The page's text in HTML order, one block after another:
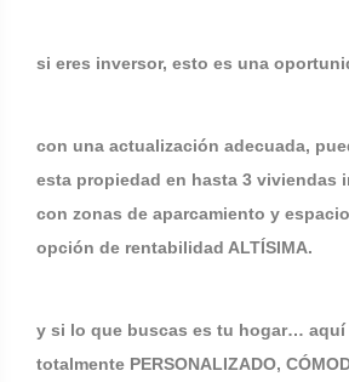
si eres inversor, esto es una
con una actualización adecuada,
esta propiedad en hasta 3 viviendas
con zonas de aparcamiento y
opción de rentabilidad ALTÍSIMA.
y si lo que buscas es tu hogar… aquí
totalmente PERSONALIZADO,